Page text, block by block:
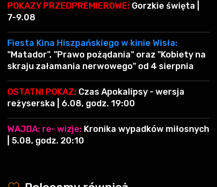
POKAZY PRZEDPREMIEROWE: Gorzkie święta |
7-9.08
Fiesta Kina Hiszpańskiego w kinie Wisła:
"Matador", "Prawo pożądania" oraz "Kobiety na
skraju załamania nerwowego" od 4 sierpnia
OSTATNI POKAZ: Czas Apokalipsy - wersja
reżyserska | 6.08, godz. 19:00
WAJDA: re- wizje: Kronika wypadków miłosnych
| 5.08, godz. 20:10